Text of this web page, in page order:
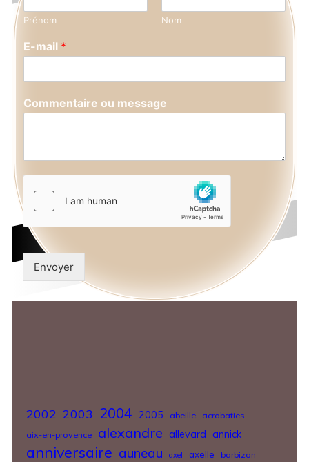
Prénom Nom
E-mail *
Commentaire ou message
Envoyer
2002 2003 2004 2005 abeille
acrobaties
aix-en-provence
alexandre allevard annick
anniversaire auneau axel axelle barbizon